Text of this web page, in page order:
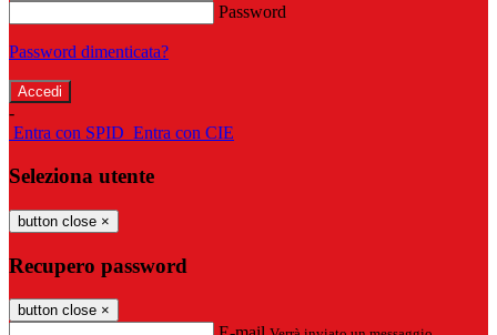
Password
Password dimenticata?
-
Entra con SPID Entra con CIE
Seleziona utente
button close ×
Recupero password
button close ×